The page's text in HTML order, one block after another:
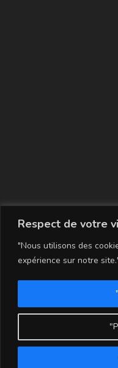
Respect de votre
"Nous utilisons des
expérience sur notre
La carte
Conditions Générales de
Politique
Copyright -